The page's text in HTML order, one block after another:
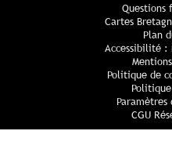
Questions
Cartes
Plan
Accessibilité :
Politique de
Paramètres
CGU